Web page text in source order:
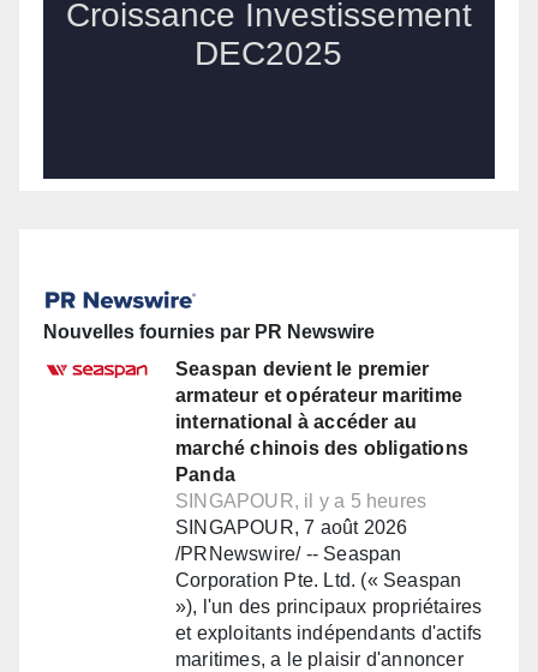
Nouvelles fournies par PR Newswire
Seaspan devient le premier
armateur et opérateur maritime
international à accéder au
marché chinois des obligations
Panda
SINGAPOUR, il y a 5 heures
SINGAPOUR, 7 août 2026
/PRNewswire/ -- Seaspan
Corporation Pte. Ltd. (« Seaspan
»), l'un des principaux propriétaires
et exploitants indépendants d'actifs
maritimes, a le plaisir d'annoncer